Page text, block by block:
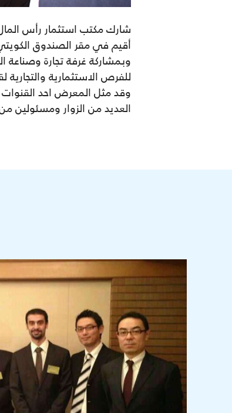
شارك مكتب استثمار رأس
وبمشاركة غرفة تجارة
للفرص الاستثمارية والتجارية
وقد مثل المعرض احد القنوات
العديد من الزوار ومسئولين من